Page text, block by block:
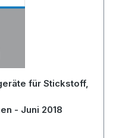
für Stickstoff,
- Juni 2018